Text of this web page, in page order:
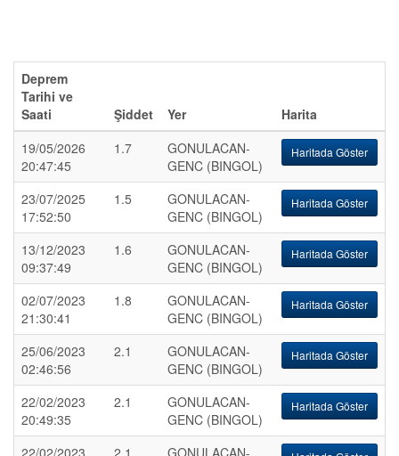
Deprem
Tarihi ve
Saati
Şiddet Yer
Harita
19/05/2026
20:47:45
1.7
GONULACAN-
GENC (BINGOL)
Haritada Göster
23/07/2025
17:52:50
1.5
GONULACAN-
GENC (BINGOL)
Haritada Göster
13/12/2023
09:37:49
1.6
GONULACAN-
GENC (BINGOL)
Haritada Göster
02/07/2023
21:30:41
1.8
GONULACAN-
GENC (BINGOL)
Haritada Göster
25/06/2023
02:46:56
2.1
GONULACAN-
GENC (BINGOL)
Haritada Göster
22/02/2023
20:49:35
2.1
GONULACAN-
GENC (BINGOL)
Haritada Göster
22/02/2023
2.1
GONULACAN-